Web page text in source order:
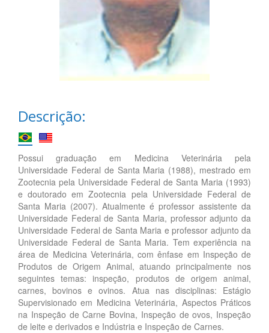
Descrição:
Possui graduação em Medicina Veterinária pela
Universidade Federal de Santa Maria (1988), mestrado em
Zootecnia pela Universidade Federal de Santa Maria (1993)
e doutorado em Zootecnia pela Universidade Federal de
Santa Maria (2007). Atualmente é professor assistente da
Universidade Federal de Santa Maria, professor adjunto da
Universidade Federal de Santa Maria e professor adjunto da
Universidade Federal de Santa Maria. Tem experiência na
área de Medicina Veterinária, com ênfase em Inspeção de
Produtos de Origem Animal, atuando principalmente nos
seguintes temas: inspeção, produtos de origem animal,
carnes, bovinos e ovinos. Atua nas disciplinas: Estágio
Supervisionado em Medicina Veterinária, Aspectos Práticos
na Inspeção de Carne Bovina, Inspeção de ovos, Inspeção
de leite e derivados e Indústria e Inspeção de Carnes.